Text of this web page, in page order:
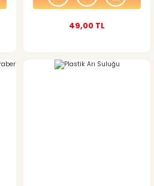
49,00 TL